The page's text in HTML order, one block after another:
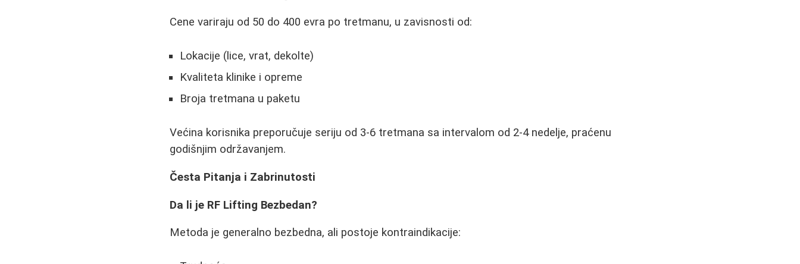
Cene variraju od 50 do 400 evra po tretmanu, u zavisnosti od:
Lokacije (lice, vrat, dekolte)
Kvaliteta klinike i opreme
Broja tretmana u paketu
Većina korisnika preporučuje seriju od 3-6 tretmana sa intervalom od 2-4 nedelje, praćenu
godišnjim održavanjem.
Česta Pitanja i Zabrinutosti
Da li je RF Lifting Bezbedan?
Metoda je generalno bezbedna, ali postoje kontraindikacije: